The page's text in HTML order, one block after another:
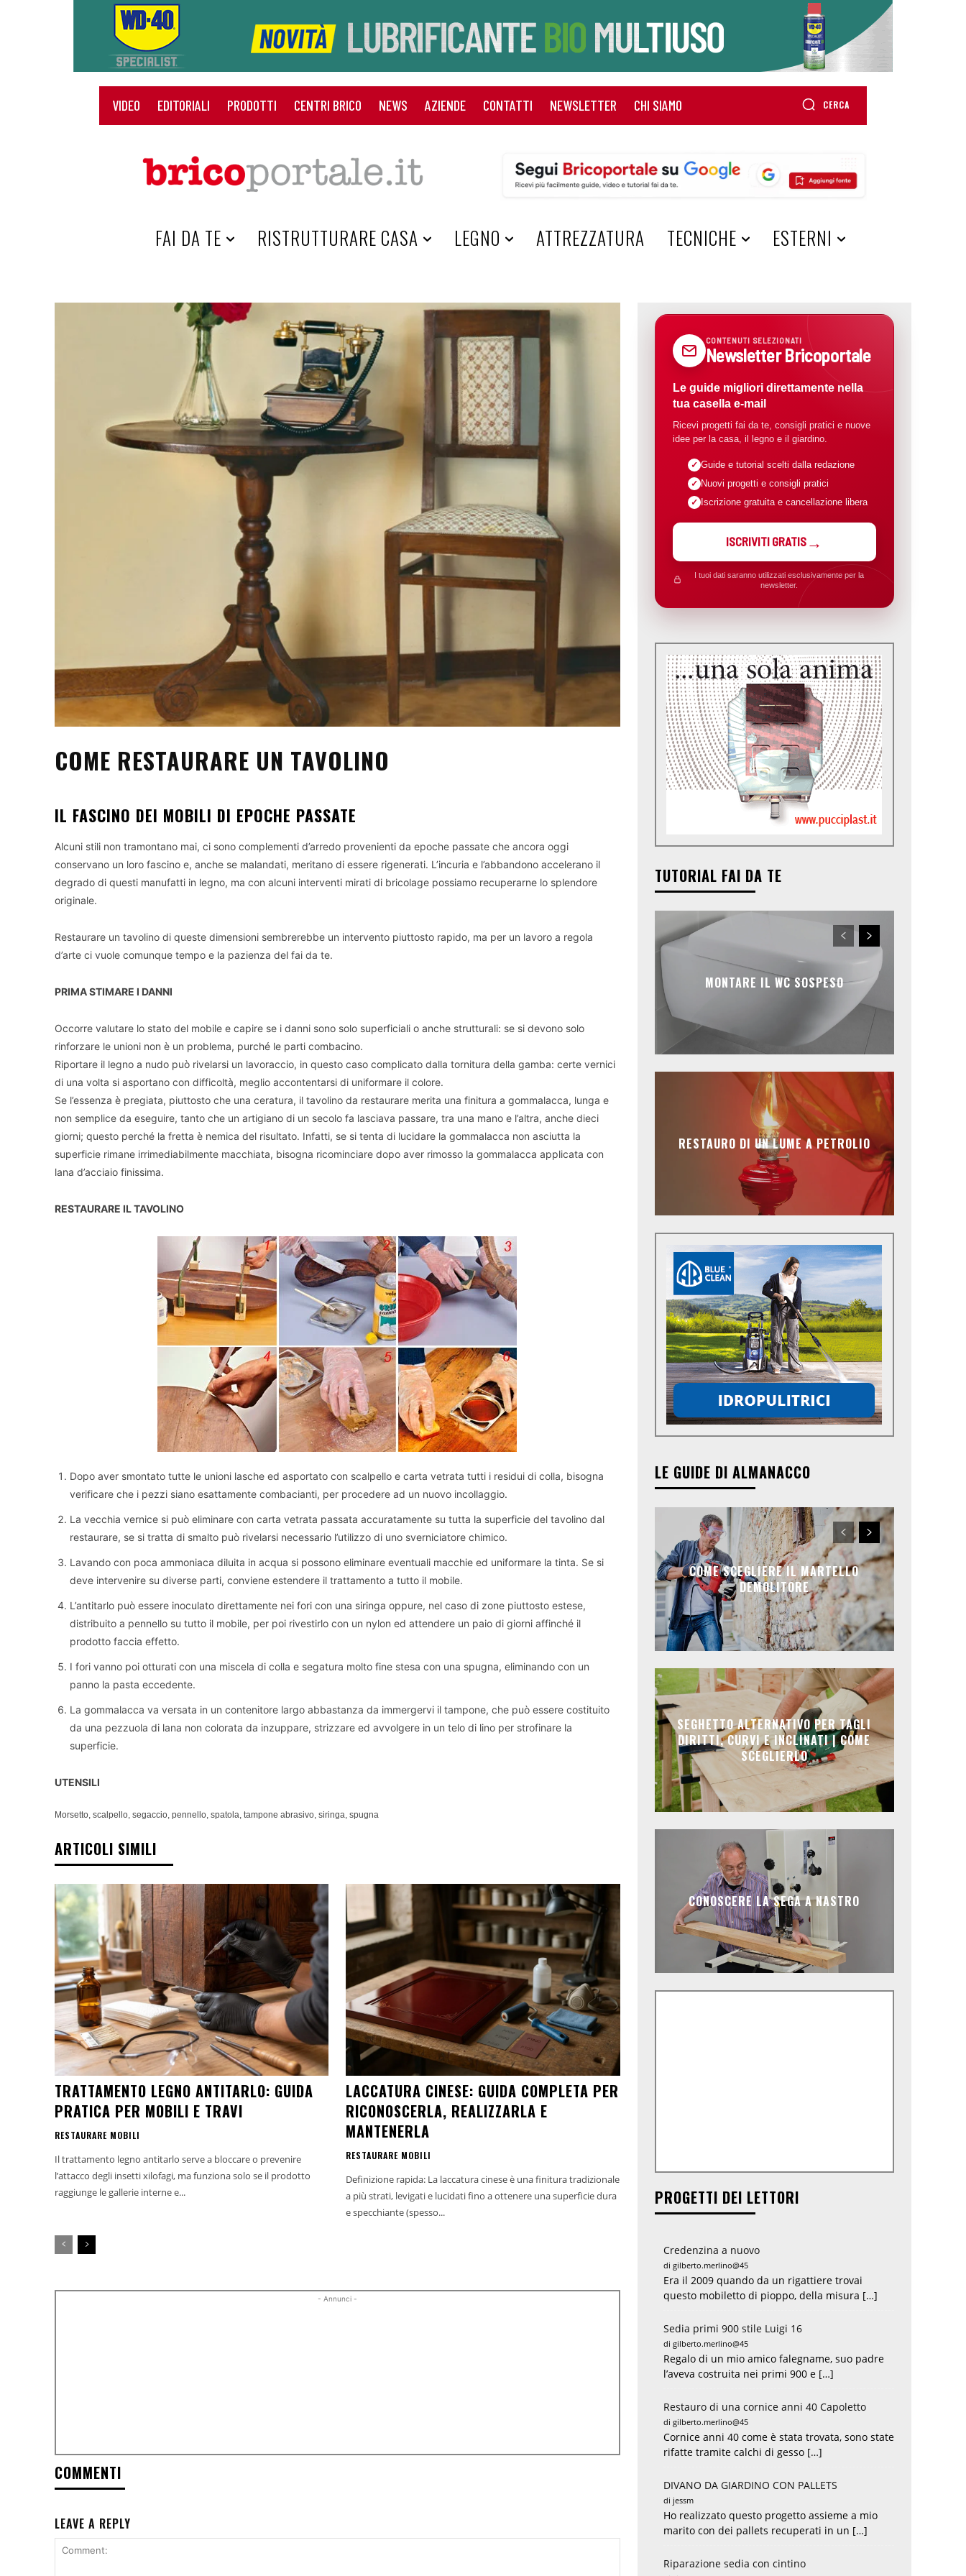
VIDEO EDITORIALI PRODOTTI CENTRI BRICO NEWS AZIENDE CONTATTI NEWSLETTER CHI SIAMO CERCA
HOME
FAI DA TE RISTRUTTURARE CASA LEGNO ATTREZZATURA TECNICHE ESTERNI
COME RESTAURARE UN TAVOLINO
IL FASCINO DEI MOBILI DI EPOCHE PASSATE
Alcuni stili non tramontano mai, ci sono complementi d’arredo provenienti da epoche passate che ancora oggi
conservano un loro fascino e, anche se malandati, meritano di essere rigenerati. L’incuria e l’abbandono accelerano il
degrado di questi manufatti in legno, ma con alcuni interventi mirati di bricolage possiamo recuperarne lo splendore
originale.
Restaurare un tavolino di queste dimensioni sembrerebbe un intervento piuttosto rapido, ma per un lavoro a regola
d’arte ci vuole comunque tempo e la pazienza del fai da te.
PRIMA STIMARE I DANNI
Occorre valutare lo stato del mobile e capire se i danni sono solo superficiali o anche strutturali: se si devono solo
rinforzare le unioni non è un problema, purché le parti combacino.
Riportare il legno a nudo può rivelarsi un lavoraccio, in questo caso complicato dalla tornitura della gamba: certe vernici
di una volta si asportano con difficoltà, meglio accontentarsi di uniformare il colore.
Se l’essenza è pregiata, piuttosto che una ceratura, il tavolino da restaurare merita una finitura a gommalacca, lunga e
non semplice da eseguire, tanto che un artigiano di un secolo fa lasciava passare, tra una mano e l’altra, anche dieci
giorni; questo perché la fretta è nemica del risultato. Infatti, se si tenta di lucidare la gommalacca non asciutta la
superficie rimane irrimediabilmente macchiata, bisogna ricominciare dopo aver rimosso la gommalacca applicata con
lana d’acciaio finissima.
RESTAURARE IL TAVOLINO
Dopo aver smontato tutte le unioni lasche ed asportato con scalpello e carta vetrata tutti i residui di colla, bisogna
verificare che i pezzi siano esattamente combacianti, per procedere ad un nuovo incollaggio.
La vecchia vernice si può eliminare con carta vetrata passata accuratamente su tutta la superficie del tavolino dal
restaurare, se si tratta di smalto può rivelarsi necessario l’utilizzo di uno sverniciatore chimico.
Lavando con poca ammoniaca diluita in acqua si possono eliminare eventuali macchie ed uniformare la tinta. Se si
deve intervenire su diverse parti, conviene estendere il trattamento a tutto il mobile.
L’antitarlo può essere inoculato direttamente nei fori con una siringa oppure, nel caso di zone piuttosto estese,
distribuito a pennello su tutto il mobile, per poi rivestirlo con un nylon ed attendere un paio di giorni affinché il
prodotto faccia effetto.
I fori vanno poi otturati con una miscela di colla e segatura molto fine stesa con una spugna, eliminando con un
panno la pasta eccedente.
La gommalacca va versata in un contenitore largo abbastanza da immergervi il tampone, che può essere costituito
da una pezzuola di lana non colorata da inzuppare, strizzare ed avvolgere in un telo di lino per strofinare la
superficie.
UTENSILI
Morsetto, scalpello, segaccio, pennello, spatola, tampone abrasivo, siringa, spugna
ARTICOLI SIMILI
TRATTAMENTO LEGNO ANTITARLO: GUIDA
PRATICA PER MOBILI E TRAVI
RESTAURARE MOBILI
Il trattamento legno antitarlo serve a bloccare o prevenire
l’attacco degli insetti xilofagi, ma funziona solo se il prodotto
raggiunge le gallerie interne e...
LACCATURA CINESE: GUIDA COMPLETA PER
RICONOSCERLA, REALIZZARLA E
MANTENERLA
RESTAURARE MOBILI
Definizione rapida: La laccatura cinese è una finitura tradizionale
a più strati, levigati e lucidati fino a ottenere una superficie dura
e specchiante (spesso...
- Annunci -
COMMENTI
LEAVE A REPLY
CONTENUTI SELEZIONATI
Newsletter Bricoportale
Le guide migliori direttamente nella
tua casella e-mail
Ricevi progetti fai da te, consigli pratici e nuove
idee per la casa, il legno e il giardino.
Guide e tutorial scelti dalla redazione
Nuovi progetti e consigli pratici
Iscrizione gratuita e cancellazione libera
ISCRIVITI GRATIS
I tuoi dati saranno utilizzati esclusivamente per la
newsletter.
TUTORIAL FAI DA TE
MONTARE IL WC SOSPESO
RESTAURO DI UN LUME A PETROLIO
LE GUIDE DI ALMANACCO
COME SCEGLIERE IL MARTELLO
DEMOLITORE
SEGHETTO ALTERNATIVO PER TAGLI
DIRITTI, CURVI E INCLINATI | COME
SCEGLIERLO
CONOSCERE LA SEGA A NASTRO
PROGETTI DEI LETTORI
Credenzina a nuovo
di gilberto.merlino@45
Era il 2009 quando da un rigattiere trovai
questo mobiletto di pioppo, della misura […]
Sedia primi 900 stile Luigi 16
di gilberto.merlino@45
Regalo di un mio amico falegname, suo padre
l’aveva costruita nei primi 900 e […]
Restauro di una cornice anni 40 Capoletto
di gilberto.merlino@45
Cornice anni 40 come è stata trovata, sono state
rifatte tramite calchi di gesso […]
DIVANO DA GIARDINO CON PALLETS
di jessm
Ho realizzato questo progetto assieme a mio
marito con dei pallets recuperati in un […]
Riparazione sedia con cintino